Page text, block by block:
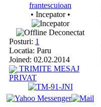
frantescuioan
• Incepator •
Deconectat
Posturi: 1
Locatia: Paru
Joined: 02.02.2014
TRIMITE MESAJ
PRIVAT